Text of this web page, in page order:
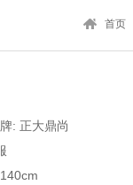
首页
: 正大鼎尚